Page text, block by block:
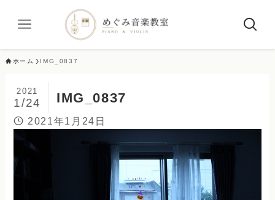
ホーム IMG_0837
IMG_0837
2021
1/24
2021年1月24日